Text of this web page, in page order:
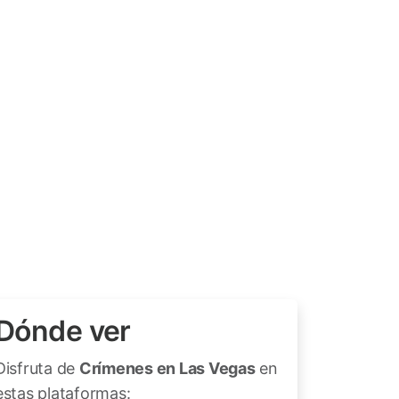
ver
de Crímenes en Las Vegasen
plataformas: